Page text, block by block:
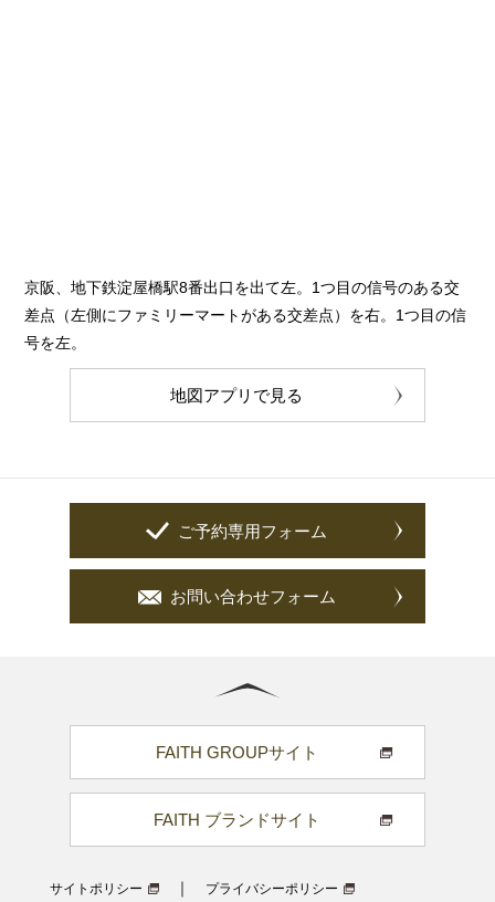
京阪、地下鉄淀屋橋駅8番出口を出て左。1つ目の信号のある交
差点（左側にファミリーマートがある交差点）を右。1つ目の信
号を左。
地図アプリで見る
ご予約専用フォーム
お問い合わせフォーム
FAITH GROUPサイト
FAITH ブランドサイト
サイトポリシー プライバシーポリシー